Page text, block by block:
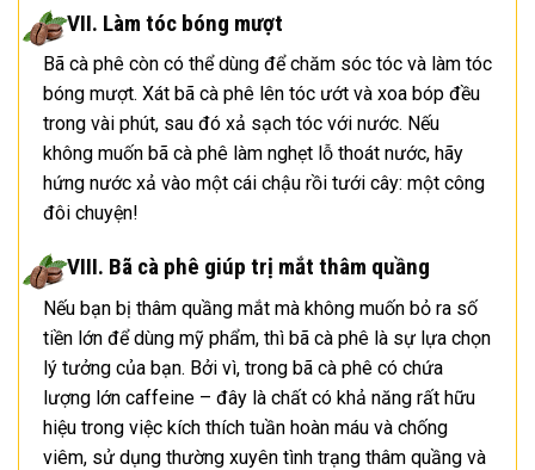
VII. Làm tóc bóng mượt
Bã cà phê còn có thể dùng để chăm sóc tóc và làm tóc
bóng mượt. Xát bã cà phê lên tóc ướt và xoa bóp đều
trong vài phút, sau đó xả sạch tóc với nước. Nếu
không muốn bã cà phê làm nghẹt lỗ thoát nước, hãy
hứng nước xả vào một cái chậu rồi tưới cây: một công
đôi chuyện!
VIII. Bã cà phê giúp trị mắt thâm quầng
Nếu bạn bị thâm quầng mắt mà không muốn bỏ ra số
tiền lớn để dùng mỹ phẩm, thì bã cà phê là sự lựa chọn
lý tưởng của bạn. Bởi vì, trong bã cà phê có chứa
lượng lớn caffeine – đây là chất có khả năng rất hữu
hiệu trong việc kích thích tuần hoàn máu và chống
viêm, sử dụng thường xuyên tình trạng thâm quầng và